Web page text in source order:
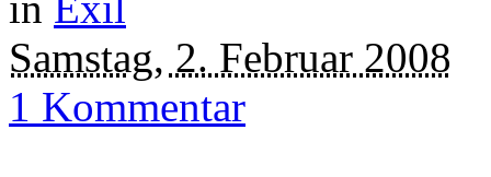
Samstag, 2. Februar 2008
1 Kommentar